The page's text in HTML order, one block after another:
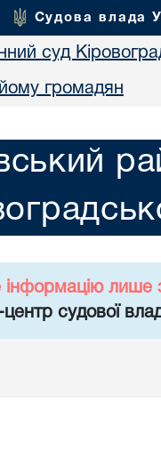
Судова влада
суд
громадян
лише
судової